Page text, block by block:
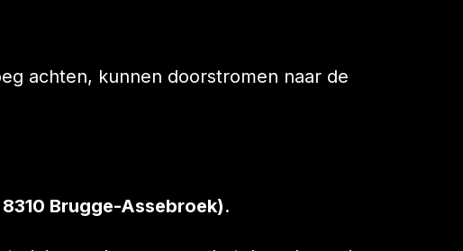
achten, kunnen doorstromen naar de
Brugge-Assebroek).